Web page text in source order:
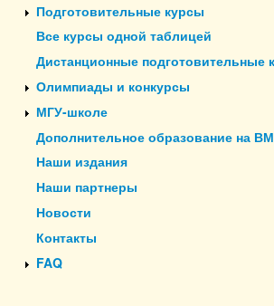
Подготовительные курсы
Все курсы одной таблицей
Дистанционные подготовительные
Олимпиады и конкурсы
МГУ-школе
Дополнительное образование на
Наши издания
Наши партнеры
Новости
Контакты
FAQ